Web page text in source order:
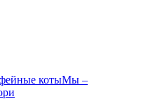
котыМы –